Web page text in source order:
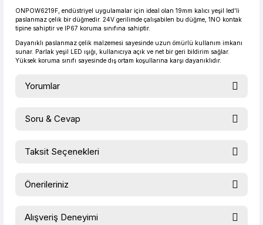
%2 İndirim Güvenilir Alışveriş
138,73 TL den başlayan taksitlerle! x 9 %2 İndirim
ONPOW6219F, endüstriyel uygulamalar için ideal olan 19mm kalıcı yeşil led'li
paslanmaz çelik bir düğmedir. 24V gerilimde çalışabilen bu düğme, 1NO kontak
tipine sahiptir ve IP67 koruma sınıfına sahiptir.
Dayanıklı paslanmaz çelik malzemesi sayesinde uzun ömürlü kullanım imkanı
sunar. Parlak yeşil LED ışığı, kullanıcıya açık ve net bir geri bildirim sağlar.
Yüksek koruma sınıfı sayesinde dış ortam koşullarına karşı dayanıklıdır.
Yorumlar
Soru & Cevap
Taksit Seçenekleri
Önerileriniz
konularda yetersiz gördüğünüz noktaları öneri formunu
Alışveriş Deneyimi